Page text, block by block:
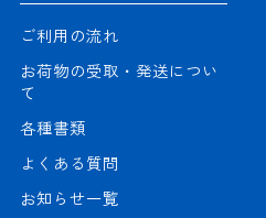
ご利用の流れ
お荷物の受取・発送につい
て
各種書類
よくある質問
お知らせ一覧